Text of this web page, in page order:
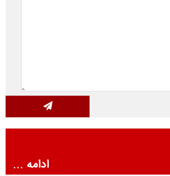
ادامه ...